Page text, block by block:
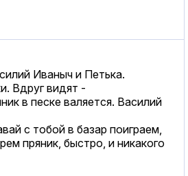
Иваныч и Петька.
Вдруг видят -
в песке валяется. Василий
с тобой в базар поиграем,
пряник, быстро, и никакого